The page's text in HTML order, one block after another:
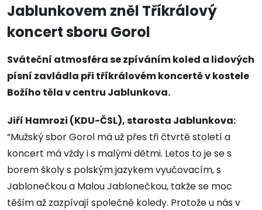
Jablunkovem zněl Tříkrálový
koncert sboru Gorol
Sváteční atmosféra se zpíváním koled a lidových
písní zavládla při tříkrálovém koncertě v kostele
Božího těla v centru Jablunkova.
Jiří Hamrozi (KDU-ČSL), starosta Jablunkova:
“Mužský sbor Gorol má už přes tři čtvrtě století a
koncert má vždy i s malými dětmi. Letos to je se s
borem školy s polským jazykem vyučovacím, s
Jablonečkou a Malou Jablonečkou, takže se moc
těším až zazpívají společně koledy. Protože u nás v